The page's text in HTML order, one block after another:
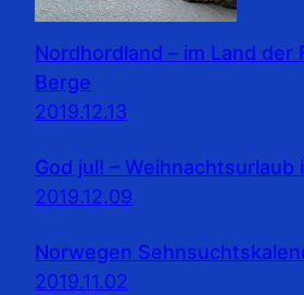
Nordhordland – im Land der
Berge
2019.12.13
God jul! – Weihnachtsurlaub
2019.12.09
Norwegen
2019.11.02